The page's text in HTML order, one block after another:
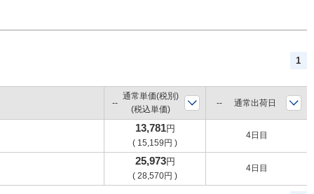
1
通常単価(税別)
(税込単価)
通常出荷日
13,781円
( 15,159 円 )
4日目
25,973円
( 28,570円 )
4日目